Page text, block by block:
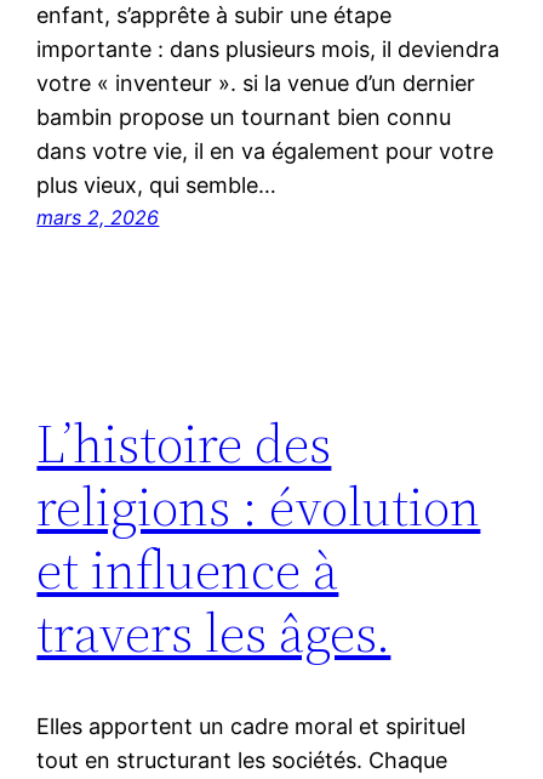
enfant, s’apprête à subir une étape
importante : dans plusieurs mois, il deviendra
votre « inventeur ». si la venue d’un dernier
bambin propose un tournant bien connu
dans votre vie, il en va également pour votre
plus vieux, qui semble…
mars 2, 2026
L’histoire des
religions : évolution
et influence à
travers les âges.
Elles apportent un cadre moral et spirituel
tout en structurant les sociétés. Chaque